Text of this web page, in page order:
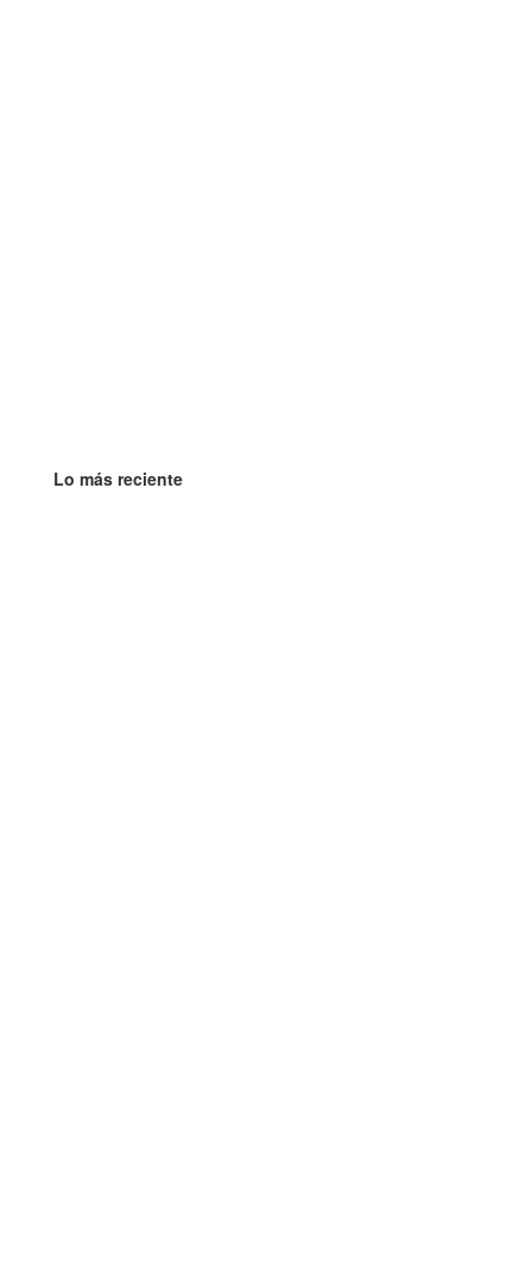
Lo más reciente